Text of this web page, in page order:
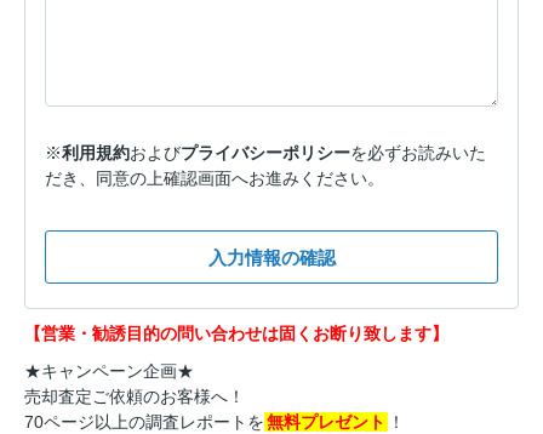
※利用規約およびプライバシーポリシーを必ずお読みいた
だき、同意の上確認画面へお進みください。
入力情報の確認
【営業・勧誘目的の問い合わせは固くお断り致します】
★キャンペーン企画★
売却査定ご依頼のお客様へ！
70ページ以上の調査レポートを無料プレゼント ！